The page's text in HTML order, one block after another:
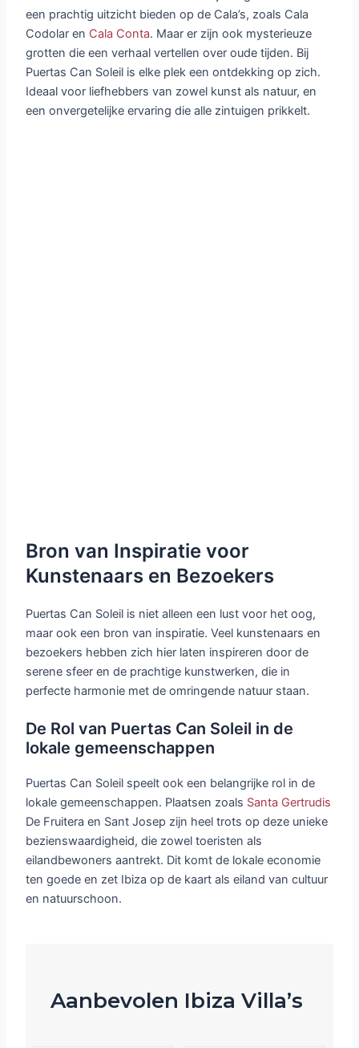
een prachtig uitzicht bieden op de Cala’s, zoals Cala
Codolar en Cala Conta. Maar er zijn ook mysterieuze
grotten die een verhaal vertellen over oude tijden. Bij
Puertas Can Soleil is elke plek een ontdekking op zich.
Ideaal voor liefhebbers van zowel kunst als natuur, en
een onvergetelijke ervaring die alle zintuigen prikkelt.
Bron van Inspiratie voor
Kunstenaars en Bezoekers
Puertas Can Soleil is niet alleen een lust voor het oog,
maar ook een bron van inspiratie. Veel kunstenaars en
bezoekers hebben zich hier laten inspireren door de
serene sfeer en de prachtige kunstwerken, die in
perfecte harmonie met de omringende natuur staan.
De Rol van Puertas Can Soleil in de
lokale gemeenschappen
Puertas Can Soleil speelt ook een belangrijke rol in de
lokale gemeenschappen. Plaatsen zoals Santa Gertrudis
De Fruitera en Sant Josep zijn heel trots op deze unieke
bezienswaardigheid, die zowel toeristen als
eilandbewoners aantrekt. Dit komt de lokale economie
ten goede en zet Ibiza op de kaart als eiland van cultuur
en natuurschoon.
Aanbevolen Ibiza Villa’s